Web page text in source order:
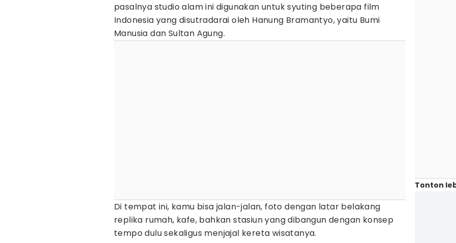
pasalnya studio alam ini digunakan untuk syuting beberapa film
Indonesia yang disutradarai oleh Hanung Bramantyo, yaitu Bumi
Manusia dan Sultan Agung.
Di tempat ini, kamu bisa jalan-jalan, foto dengan latar belakang
replika rumah, kafe, bahkan stasiun yang dibangun dengan konsep
tempo dulu sekaligus menjajal kereta wisatanya.
Tonton